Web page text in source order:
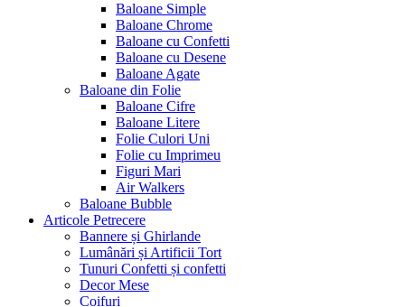
Baloane Simple
Baloane Chrome
Baloane cu Confetti
Baloane cu Desene
Baloane Agate
Baloane din Folie
Baloane Cifre
Baloane Litere
Folie Culori Uni
Folie cu Imprimeu
Figuri Mari
Air Walkers
Baloane Bubble
Articole Petrecere
Bannere și Ghirlande
Lumânări și Artificii Tort
Tunuri Confetti și confetti
Decor Mese
Coifuri